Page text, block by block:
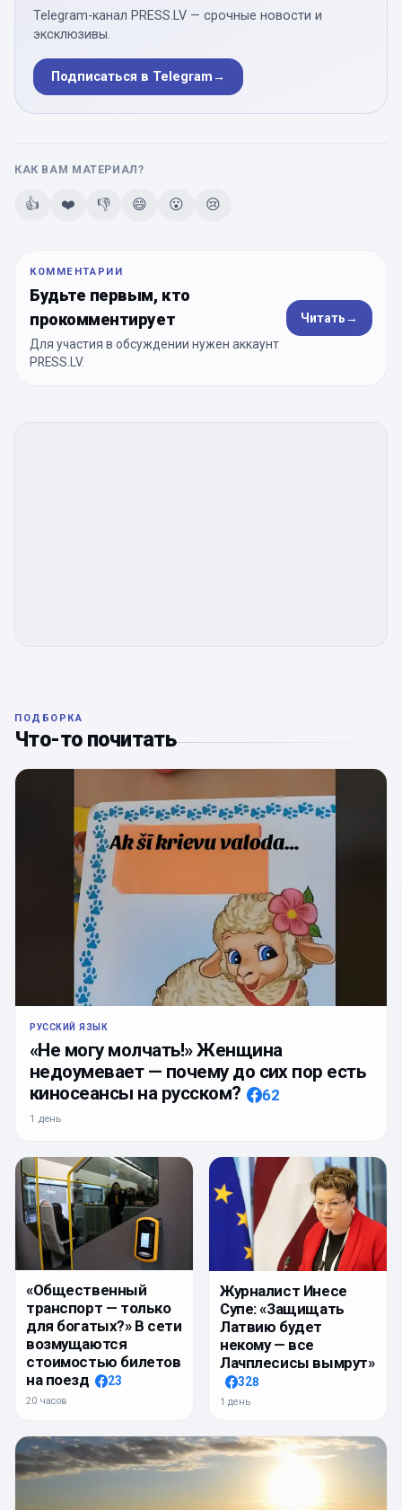
Telegram-канал PRESS.LV — срочные новости и
эксклюзивы.
Подписаться в Telegram→
КАК ВАМ МАТЕРИАЛ?
👍 ❤️ 👎 😄 😮 😢
КОММЕНТАРИИ
Будьте первым, кто
прокомментирует
Для участия в обсуждении нужен аккаунт
PRESS.LV.
Читать→
ПОДБОРКА
Что-то почитать
РУССКИЙ ЯЗЫК
«Не могу молчать!» Женщина
недоумевает — почему до сих пор есть
киносеансы на русском?
62
1 день
«Общественный
транспорт — только
для богатых?» В сети
возмущаются
стоимостью билетов
на поезд
23
20 часов
Журналист Инесе
Супе: «Защищать
Латвию будет
некому — все
Лачплесисы вымрут»
328
1 день